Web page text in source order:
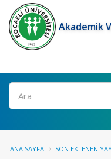
Akademik
Ara
ANA SAYFA SON EKLENEN